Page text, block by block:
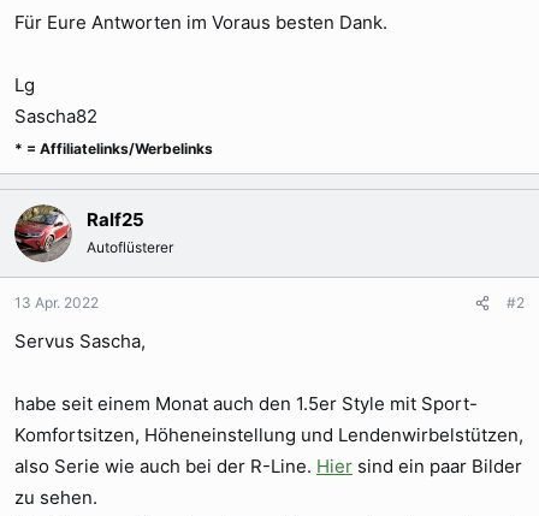
Für Eure Antworten im Voraus besten Dank.
Lg
Sascha82
* = Affiliatelinks/Werbelinks
Ralf25
Autoflüsterer
13 Apr. 2022 #2
Servus Sascha,
habe seit einem Monat auch den 1.5er Style mit Sport-
Komfortsitzen, Höheneinstellung und Lendenwirbelstützen,
also Serie wie auch bei der R-Line. Hier sind ein paar Bilder
zu sehen.